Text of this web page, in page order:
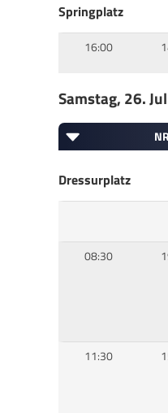
Springplatz
16:00
Samstag, 26.
NR
Dressurplatz
08:30
11:30